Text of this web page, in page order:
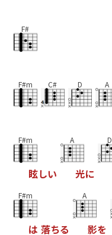
F#
F#m C# D A
F#m
眩しい
A
光に
D
F#m
は 落ちる
A
影を